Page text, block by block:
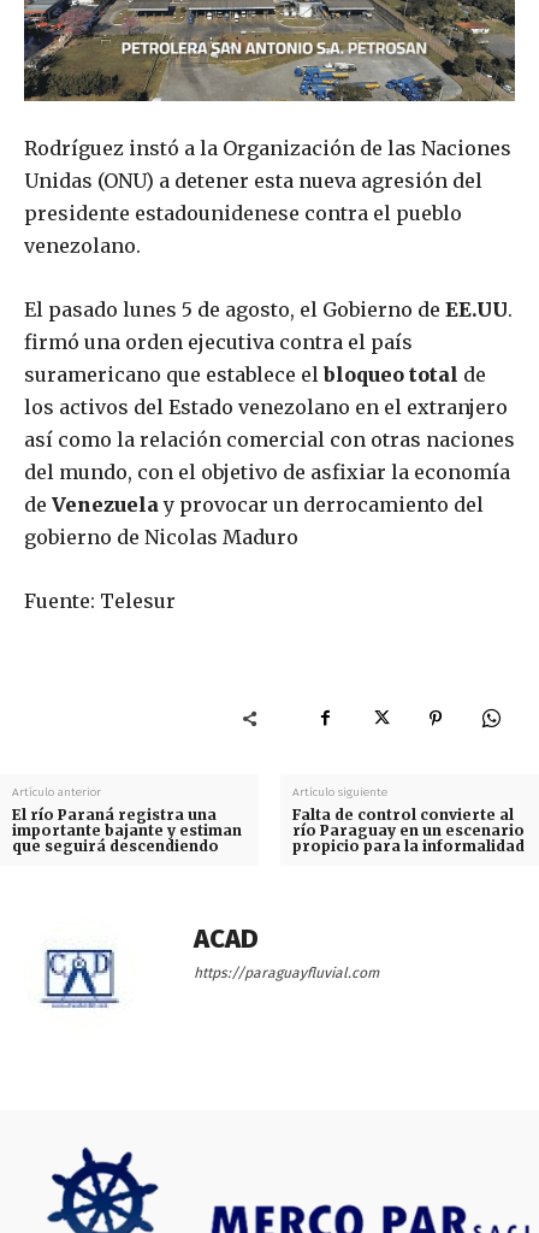
Rodríguez instó a la Organización de las Naciones
Unidas (ONU) a detener esta nueva agresión del
presidente estadounidenese contra el pueblo
venezolano.
El pasado lunes 5 de agosto, el Gobierno de EE.UU.
firmó una orden ejecutiva contra el país
suramericano que establece el bloqueo total de
los activos del Estado venezolano en el extranjero
así como la relación comercial con otras naciones
del mundo, con el objetivo de asfixiar la economía
de Venezuelay provocar un derrocamiento del
gobierno de Nicolas Maduro
Fuente: Telesur
Artículo anterior
El río Paraná registra una
importante bajante y estiman
que seguirá descendiendo
Artículo siguiente
Falta de control convierte al
río Paraguay en un escenario
propicio para la informalidad
ACAD
https://paraguayfluvial.com